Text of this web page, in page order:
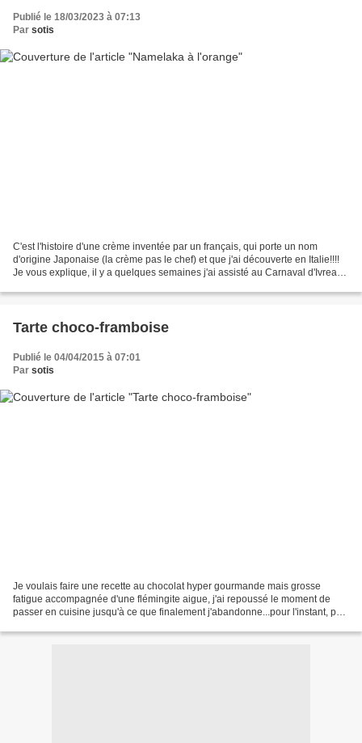
Publié le 18/03/2023 à 07:13
Par sotis
C'est l'histoire d'une crème inventée par un français, qui porte un nom
d'origine Japonaise (la crème pas le chef) et que j'ai découverte en Italie!!!!
Je vous explique, il y a quelques semaines j'ai assisté au Carnaval d'Ivrea
Tarte choco-framboise
Publié le 04/04/2015 à 07:01
Par sotis
Je voulais faire une recette au chocolat hyper gourmande mais grosse
fatigue accompagnée d'une flémingite aigue, j'ai repoussé le moment de
passer en cuisine jusqu'à ce que finalement j'abandonne...pour l'instant, pas